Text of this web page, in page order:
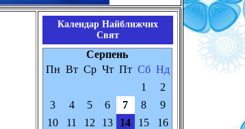
Календар Найближчих
Свят
Серпень
Пн Вт Ср Чт Пт Сб Нд
1
2
3
4 5 6 7 8
9
10
11 12 13 14 15
16